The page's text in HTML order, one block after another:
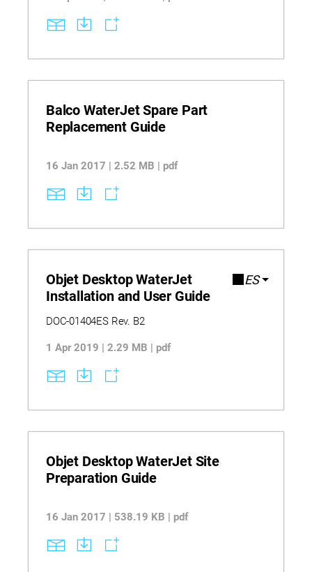
Balco WaterJet Spare Part
Replacement Guide
16 Jan 2017 | 2.52 MB | pdf
Objet Desktop WaterJet
Installation and User Guide
ES
DOC-01404ES Rev. B2
1 Apr 2019 | 2.29 MB | pdf
Objet Desktop WaterJet Site
Preparation Guide
16 Jan 2017 | 538.19 KB | pdf